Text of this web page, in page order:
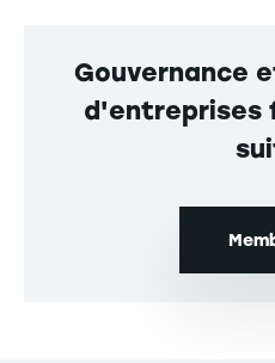
Gouvernance
d'entreprises